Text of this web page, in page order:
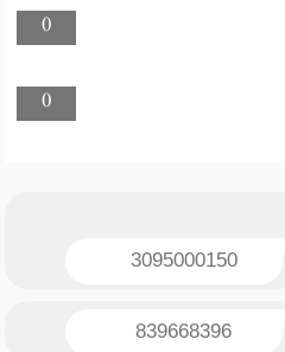
0
0
3095000150
839668396